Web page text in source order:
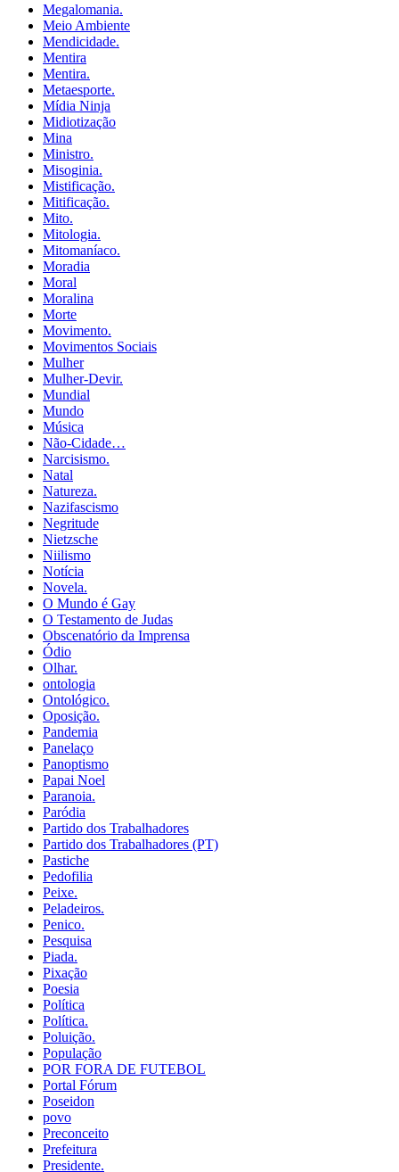
Megalomania.
Meio Ambiente
Mendicidade.
Mentira
Mentira.
Metaesporte.
Mídia Ninja
Midiotização
Mina
Ministro.
Misoginia.
Mistificação.
Mitificação.
Mito.
Mitologia.
Mitomaníaco.
Moradia
Moral
Moralina
Morte
Movimento.
Movimentos Sociais
Mulher
Mulher-Devir.
Mundial
Mundo
Música
Não-Cidade…
Narcisismo.
Natal
Natureza.
Nazifascismo
Negritude
Nietzsche
Niilismo
Notícia
Novela.
O Mundo é Gay
O Testamento de Judas
Obscenatório da Imprensa
Ódio
Olhar.
ontologia
Ontológico.
Oposição.
Pandemia
Panelaço
Panoptismo
Papai Noel
Paranoia.
Paródia
Partido dos Trabalhadores
Partido dos Trabalhadores (PT)
Pastiche
Pedofilia
Peixe.
Peladeiros.
Penico.
Pesquisa
Piada.
Pixação
Poesia
Política
Política.
Poluição.
População
POR FORA DE FUTEBOL
Portal Fórum
Poseidon
povo
Preconceito
Prefeitura
Presidente.